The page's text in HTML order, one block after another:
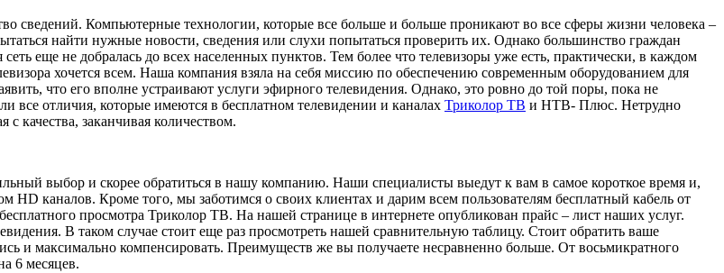
сведений. Компьютерные технологии, которые все больше и больше проникают во все сферы жизни человека –
найти нужные новости, сведения или слухи попытаться проверить их. Однако большинство граждан
еще не добралась до всех населенных пунктов. Тем более что телевизоры уже есть, практически, в каждом
хочется всем. Наша компания взяла на себя миссию по обеспечению современным оборудованием для
что его вполне устраивают услуги эфирного телевидения. Однако, это ровно до той поры, пока не
все отличия, которые имеются в бесплатном телевидении и каналах Триколор ТВ и НТВ- Плюс. Нетрудно
качества, заканчивая количеством.
выбор и скорее обратиться в нашу компанию. Наши специалисты выедут к вам в самое короткое время и,
HD каналов. Кроме того, мы заботимся о своих клиентах и дарим всем пользователям бесплатный кабель от
просмотра Триколор ТВ. На нашей странице в интернете опубликован прайс – лист наших услуг.
В таком случае стоит еще раз просмотреть нашей сравнительную таблицу. Стоит обратить ваше
и максимально компенсировать. Преимуществ же вы получаете несравненно больше. От восьмикратного
6 месяцев.